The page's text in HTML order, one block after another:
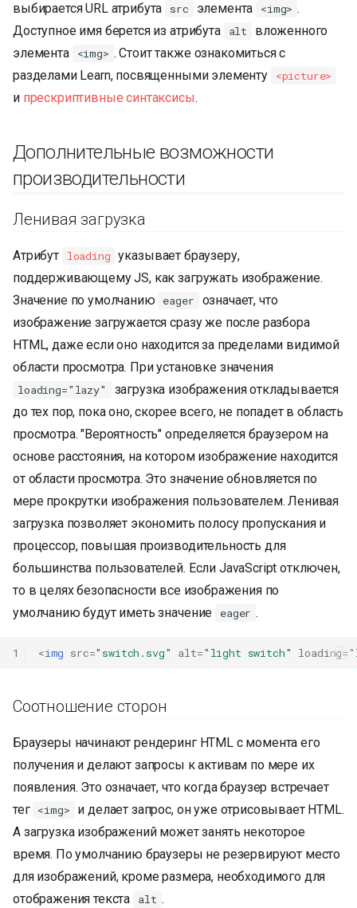
выбирается URL атрибута src элемента <img> .
Доступное имя берется из атрибута
alt
вложенного
элемента
<img> . Стоит также ознакомиться с
разделами Learn, посвященными элементу
<picture>
и прескриптивные синтаксисы.
Дополнительные возможности
производительности
Ленивая загрузка
Атрибут loading указывает браузеру,
поддерживающему JS, как загружать изображение.
Значение по умолчанию eager
означает, что
изображение загружается сразу же после разбора
HTML, даже если оно находится за пределами видимой
области просмотра. При установке значения
loading="lazy"
загрузка изображения откладывается
до тех пор, пока оно, скорее всего, не попадет в область
просмотра. "Вероятность" определяется браузером на
основе расстояния, на котором изображение находится
от области просмотра. Это значение обновляется по
мере прокрутки изображения пользователем. Ленивая
загрузка позволяет экономить полосу пропускания и
процессор, повышая производительность для
большинства пользователей. Если JavaScript отключен,
то в целях безопасности все изображения по
умолчанию будут иметь значение
eager .
1 <img src="switch.svg" alt="light switch" loading=
Соотношение сторон
Браузеры начинают рендеринг HTML с момента его
получения и делают запросы к активам по мере их
появления. Это означает, что когда браузер встречает
тег <img>
и делает запрос, он уже отрисовывает HTML.
А загрузка изображений может занять некоторое
время. По умолчанию браузеры не резервируют место
для изображений, кроме размера, необходимого для
отображения текста
alt .